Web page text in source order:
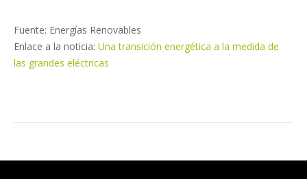
Fuente: Energías Renovables
Enlace a la noticia: Una transición energética a la medida de
las grandes eléctricas